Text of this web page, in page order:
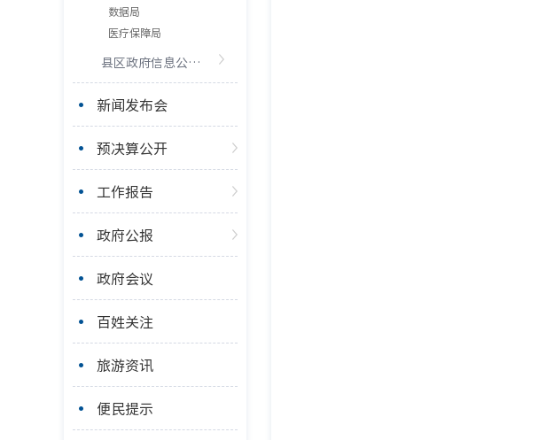
数据局
医疗保障局
县区政府信息公开工作年度报告
新闻发布会
预决算公开
工作报告
政府公报
政府会议
百姓关注
旅游资讯
便民提示